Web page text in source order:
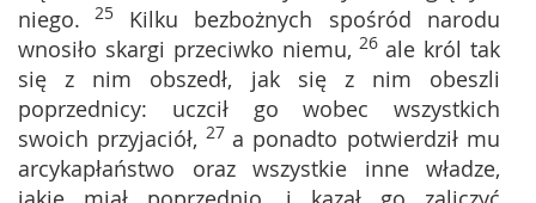
niego. 25 Kilku bezbożnych spośród narodu
wnosiło skargi przeciwko niemu, 26 ale król tak
się z nim obszedł, jak się z nim obeszli
poprzednicy: uczcił go wobec wszystkich
swoich przyjaciół, 27 a ponadto potwierdził mu
arcykapłaństwo oraz wszystkie inne władze,